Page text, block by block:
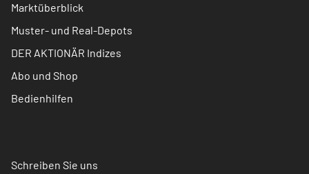
Marktüberblick
Muster- und Real-Depots
DER AKTIONÄR Indizes
Abo und Shop
Bedienhilfen
Schreiben Sie uns